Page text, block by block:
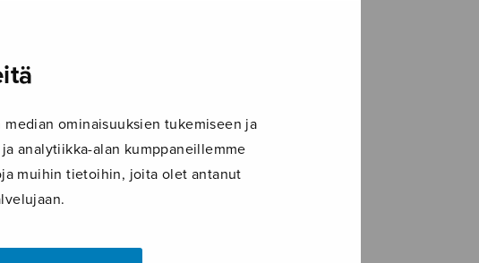
ominaisuuksien tukemiseen ja
analytiikka-alan kumppaneillemme
muihin tietoihin, joita olet antanut